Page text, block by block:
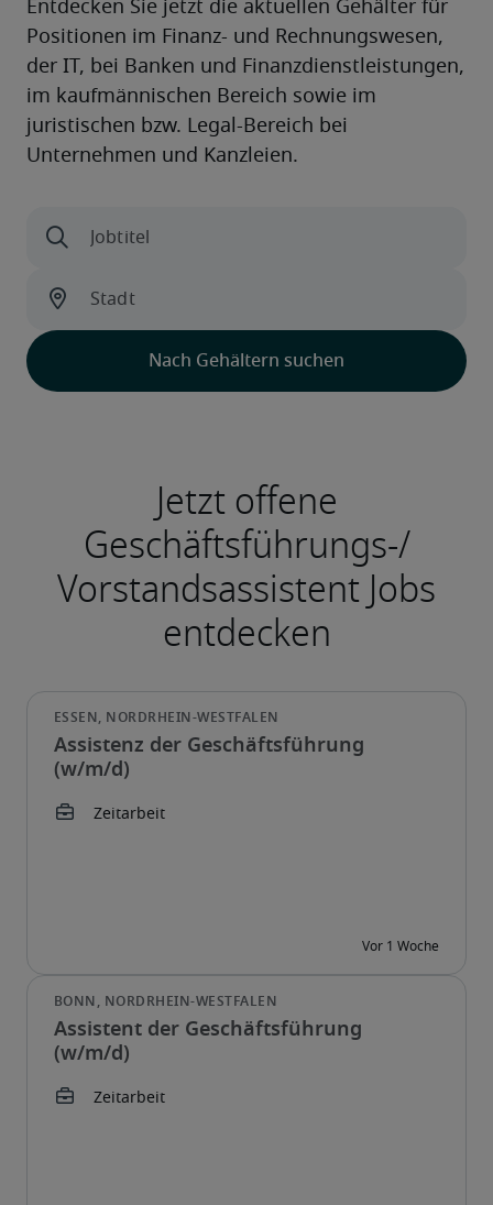
Assistenz der Geschäftsführung
(w/m/d)
Assistent der Geschäftsführung
(w/m/d)